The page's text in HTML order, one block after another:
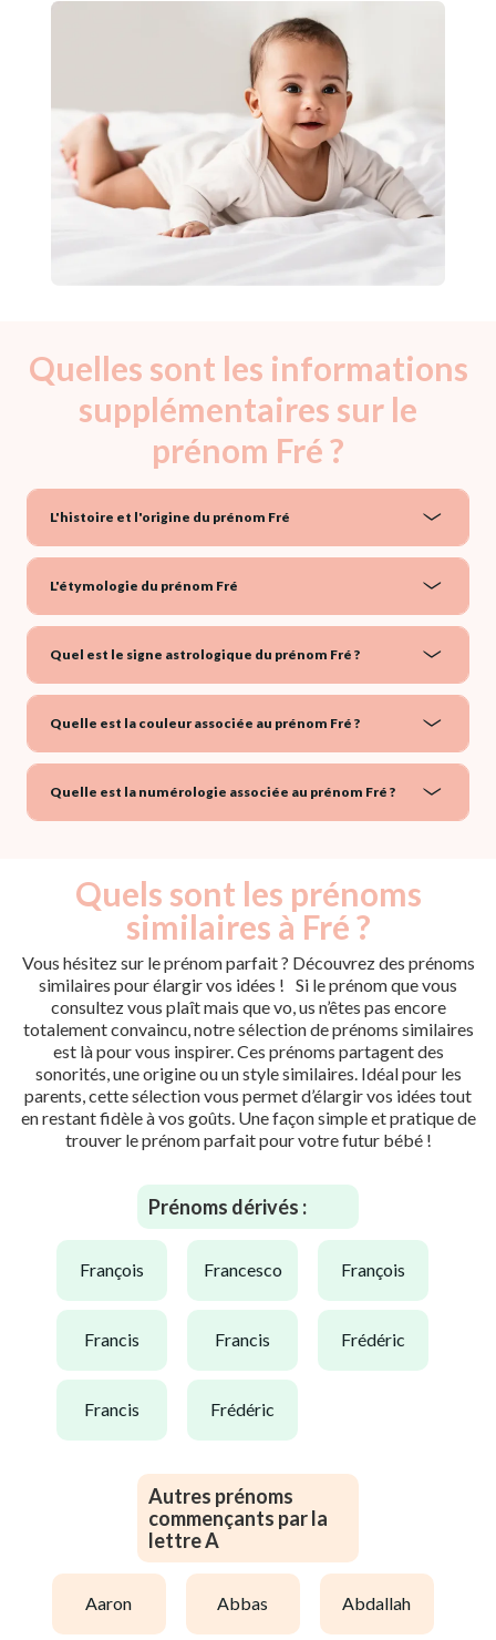
Quelles sont les informations
supplémentaires sur le
prénom Fré ?
L'histoire et l'origine du prénom Fré
L'étymologie du prénom Fré
Quel est le signe astrologique du prénom Fré ?
Quelle est la couleur associée au prénom Fré ?
Quelle est la numérologie associée au prénom Fré ?
Quels sont les prénoms
similaires à Fré ?
Vous hésitez sur le prénom parfait ? Découvrez des prénoms
similaires pour élargir vos idées ! Si le prénom que vous
consultez vous plaît mais que vo, us n’êtes pas encore
totalement convaincu, notre sélection de prénoms similaires
est là pour vous inspirer. Ces prénoms partagent des
sonorités, une origine ou un style similaires. Idéal pour les
parents, cette sélection vous permet d’élargir vos idées tout
en restant fidèle à vos goûts. Une façon simple et pratique de
trouver le prénom parfait pour votre futur bébé !
Prénoms dérivés :
françois francesco françois
francis francis frédéric
francis frédéric
Autres prénoms
commençants par la
lettre A
aaron abbas abdallah